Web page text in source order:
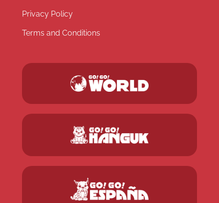
Privacy Policy
Terms and Conditions